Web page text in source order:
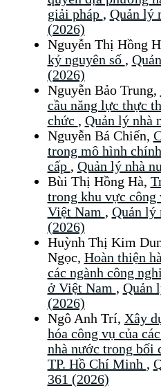
giải pháp , Quản lý
(2026)
Nguyễn Thị Hồng
kỷ nguyên số ,
(2026)
Nguyễn Bảo Trung,
cầu năng lực thực
chức , Quản lý nhà
Nguyễn Bá Chiến,
trong mô hình
cấp , Quản lý nhà
Bùi Thị Hồng Hà,
trong khu vực công
Việt Nam , Quản lý
(2026)
Huỳnh Thị Kim
Ngọc, Hoàn thiện
các ngành công
ở Việt Nam , Quản
(2026)
Ngô Anh Trí, Xây
hóa công vụ của
nhà nước trong bối
TP. Hồ Chí Minh ,
361 (2026)